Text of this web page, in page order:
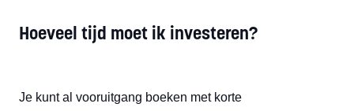
Hoeveel tijd moet ik investeren?
Je kunt al vooruitgang boeken met korte